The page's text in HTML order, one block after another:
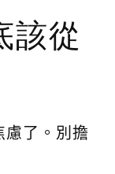
該從
了。別擔